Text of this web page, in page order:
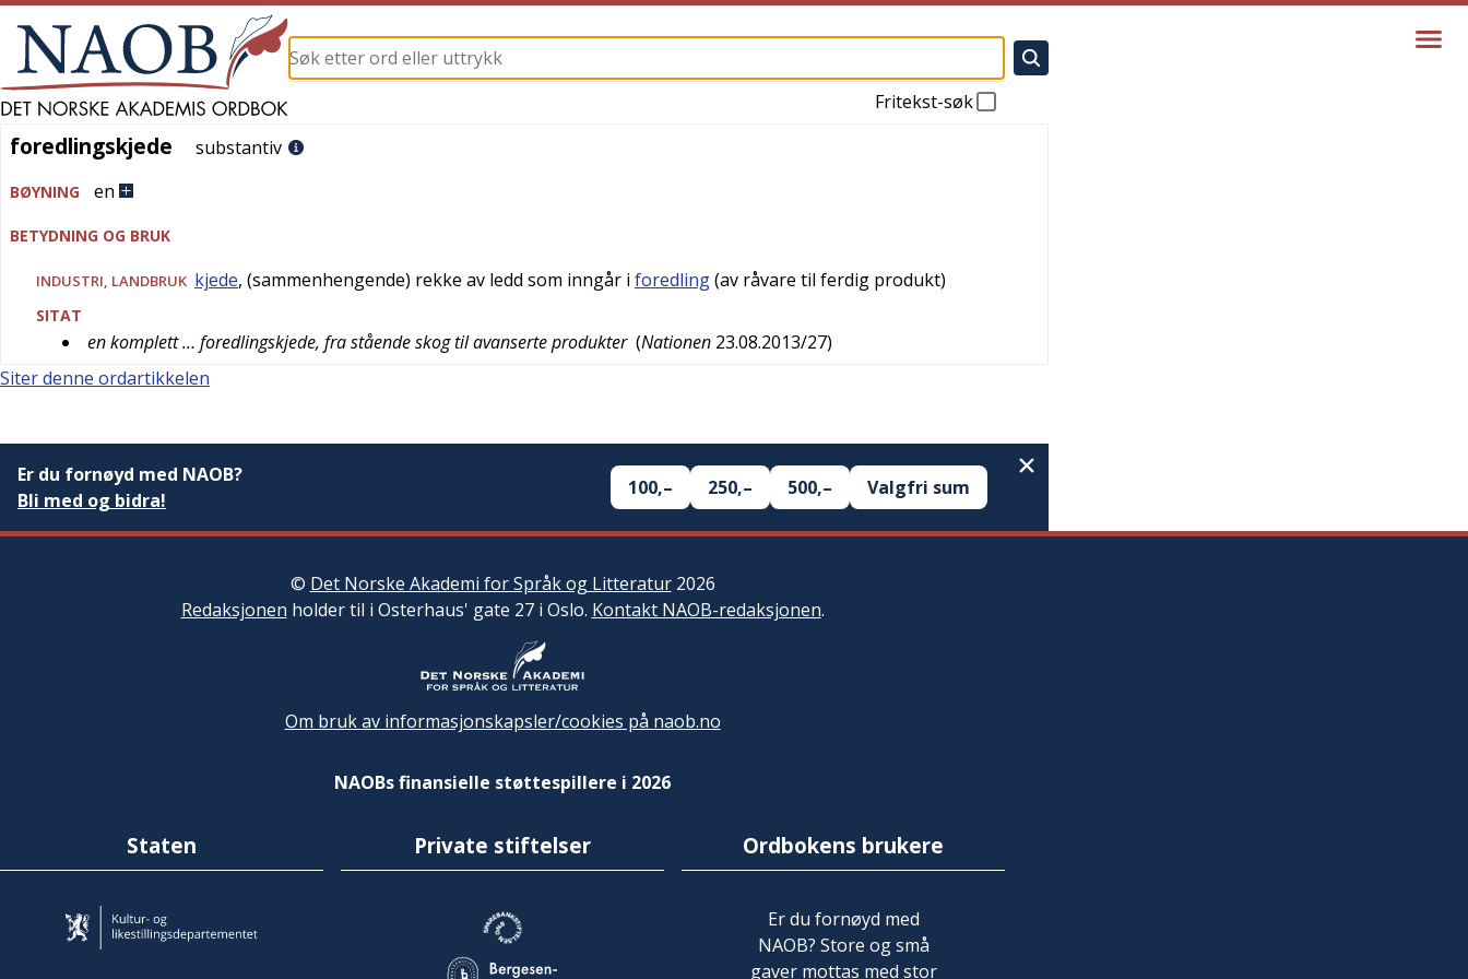
Fritekst-søk
foredlingskjede
foredlingskjede substantiv
BØYNING en
BETYDNING OG BRUK
INDUSTRI LANDBRUK kjede, (sammenhengende) rekke av ledd som inngår i foredling(av råvare til ferdig produkt)
SITAT
en komplett … foredlingskjede, fra stående skog til avanserte produkter (Nationen 23.08.2013/27)
Siter denne ordartikkelen
Er du fornøyd med NAOB?
Bli med og bidra!
100,– 250,– 500,– Valgfri sum
© Det Norske Akademi for Språk og Litteratur2026
Redaksjonen holder til i Osterhaus' gate 27 i Oslo. Kontakt NAOB-redaksjonen.
Om bruk av informasjonskapsler/cookies på naob.no
NAOBs finansielle støttespillere i 2026
Staten Private stiftelser Ordbokens brukere
Er du fornøyd med
NAOB? Store og små
gaver mottas med stor